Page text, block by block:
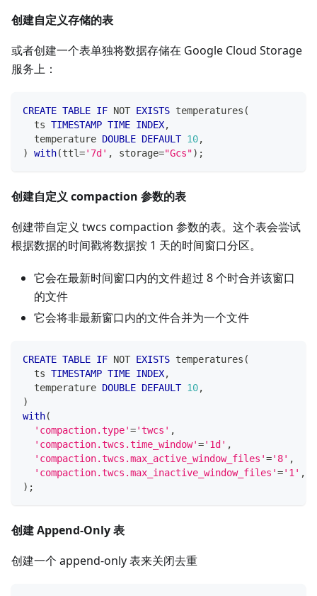
创建自定义存储的表
或者创建一个表单独将数据存储在 Google Cloud Storage
服务上：
CREATE TABLE IF NOT EXISTS temperatures (
  ts
TIMESTAMP TIME INDEX,
  temperature
DOUBLE DEFAULT 10,
)
with(ttl='7d' , storage="Gcs") ;
创建自定义 compaction 参数的表
创建带自定义 twcs compaction 参数的表。这个表会尝试
根据数据的时间戳将数据按 1 天的时间窗口分区。
它会在最新时间窗口内的文件超过 8 个时合并该窗口
的文件
它会将非最新窗口内的文件合并为一个文件
CREATE TABLE IF NOT EXISTS temperatures (
  ts
TIMESTAMP TIME INDEX,
  temperature
DOUBLE DEFAULT 10,
)
with(
'compaction.type'='twcs' ,
'compaction.twcs.time_window'='1d' ,
'compaction.twcs.max_active_window_files'='8' ,
'compaction.twcs.max_inactive_window_files'='1' ,
) ;
创建 Append-Only 表
创建一个 append-only 表来关闭去重